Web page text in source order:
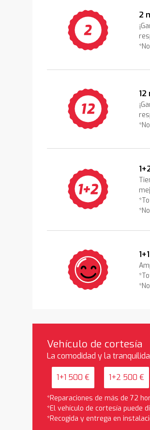
2
Vehículo de cortesía
La comodidad y la
1+1 500 € 1+2 500 €
*Reparaciones de más de 72
*El vehículo de cortesía puede
*Recogida y entrega en